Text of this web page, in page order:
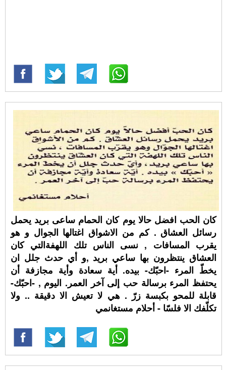
كان الحب افضل حالا يوم كان الحمام ساعى بريد يحمل
رسائل العشاق . كم من الاشواق اغتالها الجوال و هو
يقرب المسافات , نسى الناس تلك اللهفةالتي كان
العشاق ينتظرون بها ساعي بريد ,و أي حدث جلل ان
يخطّ المرء -احبّك- بيده. أية سعادة وأية مجازفة أن
يحتفظ المرء برسالة حب إلى آخر العمر. اليوم , -احبّك-
قابلة للمحو بكبسة زرّ . هي لا تعيش الا دقيقة .. ولا
تكلّفك الا فلسّا - أحلام مستغانمي